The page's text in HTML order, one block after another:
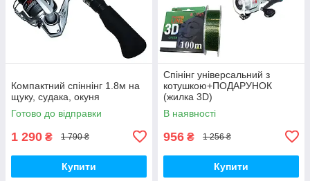
Компактний спіннінг 1.8м на
щуку, судака, окуня
Готово до відправки
1 290 ₴ 1 790 ₴
Купити
Спінінг універсальний з
котушкою+ПОДАРУНОК
(жилка 3D)
В наявності
956 ₴ 1 256 ₴
Купити